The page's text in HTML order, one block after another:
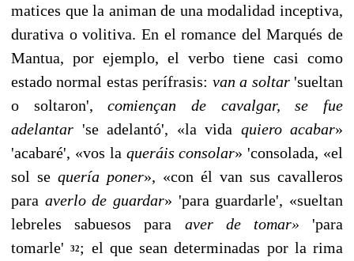
matices que la animan de una modalidad inceptiva,
durativa o volitiva. En el romance del Marqués de
Mantua, por ejemplo, el verbo tiene casi como
estado normal estas pe­rífrasis: van a soltar'sueltan
o soltaron',comiençan de cavalgar, se fue
adelantar 'se adelantó', «la vida quiero acabar»
'aca­baré', «vos la queráis consolar» 'consolada, «el
sol se quería poner», «con él van sus cavalleros
para averlo de guardar» 'para guardarle', «sueltan
lebreles sabuesos para aver de tomar»'para
tomarle'32; el que sean determinadas por la rima